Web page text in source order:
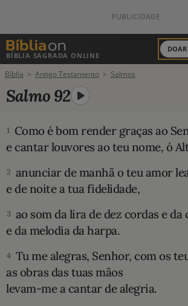
BÍBLIA SAGRADA ONLINE
DOAR
ANTIGO TESTAMENTO
VERSÍCULOS
VERSÍCULO DO DIA
SALMO DO DIA
DEVOCIONAL DIÁRIO
10 MANDAMENTOS
Bíblia Antigo Testamento Salmos
Salmo 92
1 Como é bom render graças ao
e cantar louvores ao teu nome, ó
2 anunciar de manhã o teu amor
e de noite a tua fidelidade,
3 ao som da lira de dez cordas e da
e da melodia da harpa.
4 Tu me alegras, Senhor, com os
as obras das tuas mãos
levam-me a cantar de alegria.